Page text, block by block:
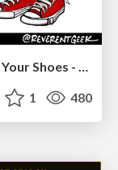
Public Speaking Without Barfing On Your Shoes - THAT 2023
1 480